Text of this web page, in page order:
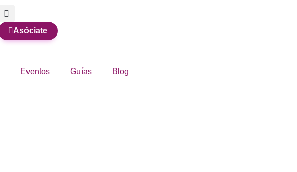
Asóciate
Eventos Guías Blog